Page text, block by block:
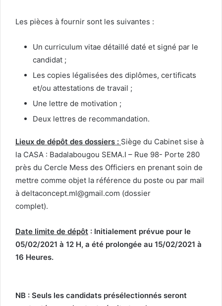
Les pièces à fournir sont les suivantes :
Un curriculum vitae détaillé daté et signé par le
candidat ;
Les copies légalisées des diplômes, certificats
et/ou attestations de travail ;
Une lettre de motivation ;
Deux lettres de recommandation.
Lieux de dépôt des dossiers : Siège du Cabinet sise à
la CASA : Badalabougou SEMA.I – Rue 98- Porte 280
près du Cercle Mess des Officiers en prenant soin de
mettre comme objet la référence du poste ou par mail
à deltaconcept.ml@gmail.com (dossier
complet).
Date limite de dépôt : Initialement prévue pour le
05/02/2021 à 12 H, a été prolongée au 15/02/2021 à
16 Heures.
NB : Seuls les candidats présélectionnés seront